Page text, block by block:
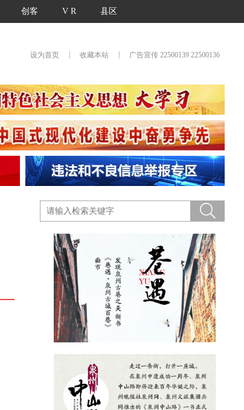
创客 V R 县区
设为首页 收藏本站 广告宣传 22500139 22500136